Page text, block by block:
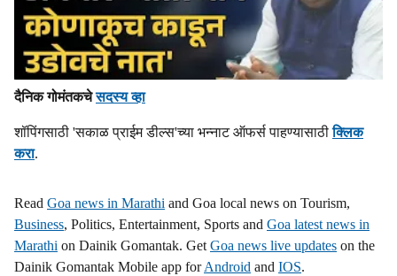
दैनिक गोमंतकचेसदस्य व्हा
शॉपिंगसाठी 'सकाळ प्राईम डील्स'च्या भन्नाट ऑफर्स पाहण्यासाठीक्लिक
करा.
Read Goa news in Marathi and Goa local news on Tourism,
Business, Politics, Entertainment, Sports and Goa latest news in
Marathi on Dainik Gomantak. Get Goa news live updates on the
Dainik Gomantak Mobile app forAndroid and IOS.